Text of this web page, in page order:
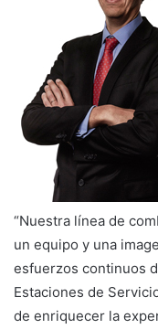
“Nuestra línea de
un equipo y una
esfuerzos continuos
Estaciones de
de enriquecer la